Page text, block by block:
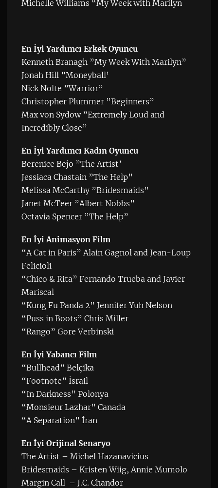
Michelle Williams “My Week with Marilyn
En İyi Yardımcı Erkek Oyuncu
Kenneth Branagh ”My Week With Marilyn”
Jonah Hill ”Moneyball’
Nick Nolte ”Warrior”
Christopher Plummer ”Beginners”
Max von Sydow ”Extremely Loud and
Incredibly Close”
En İyi Yardımcı Kadın Oyuncu
Berenice Bejo ”The Artist’
Jessiaca Chastain ”The Help”
Melissa McCarthy ”Bridesmaids”
Janet McTeer ”Albert Nobbs”
Octavia Spencer ”The Help”
En İyi Animasyon Film
“A Cat in Paris” Alain Gagnol and Jean-Loup
Felicioli
“Chico & Rita” Fernando Trueba and Javier
Mariscal
“Kung Fu Panda 2” Jennifer Yuh Nelson
“Puss in Boots” Chris Miller
“Rango” Gore Verbinski
En İyi Yabancı Film
“Bullhead” Belçika
“Footnote” İsrail
“In Darkness” Polonya
“Monsieur Lazhar” Canada
“A Separation” İran
En İyi Orijinal Senaryo
The Artist – Michel Hazanavicius
Bridesmaids – Kristen Wiig, Annie Mumolo
Margin Call – J.C. Chandor